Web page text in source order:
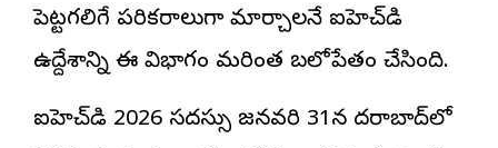
పెట్టగలిగే పరికరాలుగా మార్చాలనే ఐహెచ్‌డి
ఉద్దేశాన్ని ఈ విభాగం మరింత బలోపేతం చేసింది.
ఐహెచ్‌డి 2026 సదస్సు జనవరి 31న హైదరాబాద్‌లో